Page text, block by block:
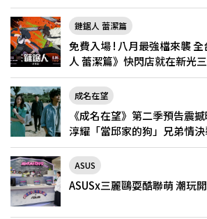
鏈鋸人 蕾潔篇
免費入場 ! 八月最強檔來襲
人 蕾潔篇》快閃店就在新光
限定登場
成名在望
《成名在望》第二季預告震
淳耀「當邱家的狗」兄弟情
ASUS
ASUSx三麗鷗耍酷聯萌 潮玩